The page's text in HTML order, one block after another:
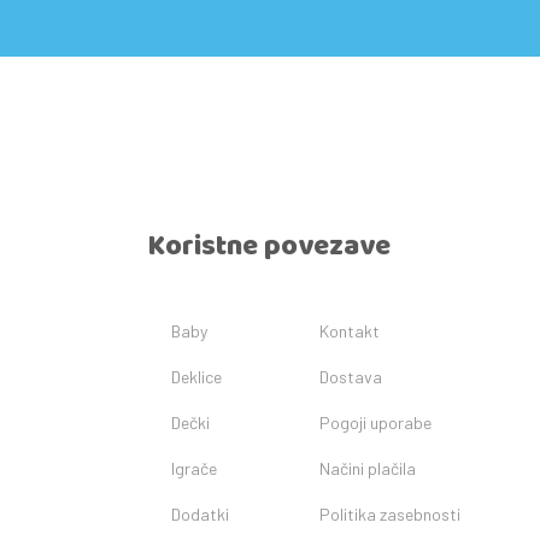
Koristne povezave
Baby
Deklice
Dečki
Igrače
Dodatki
Kontakt
Dostava
Pogoji uporabe
Načini plačila
Politika zasebnosti